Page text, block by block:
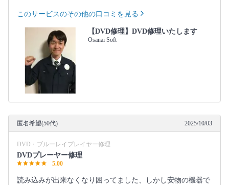
このサービスのその他の口コミを見る
【DVD修理】DVD修理いたします
Osanai Soft
匿名希望(50代) 2025/10/03
DVD・ブルーレイプレイヤー修理
DVDプレーヤー修理
5.00
読み込みが出来なくなり困ってました、しかし安物の機器で